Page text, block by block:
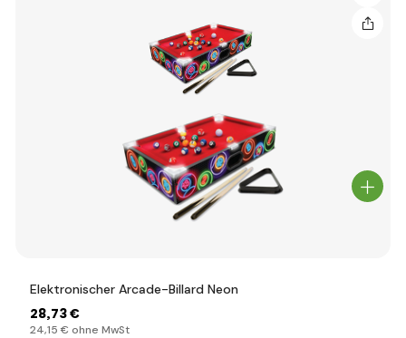
Elektronischer Arcade-Billard Neon
28,73 €
24,15 € ohne MwSt